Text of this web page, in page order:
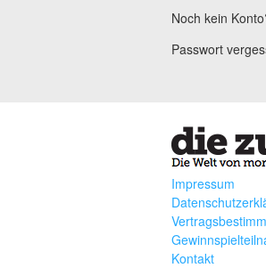
Noch kein
Passwort
Impressum
Kontakt